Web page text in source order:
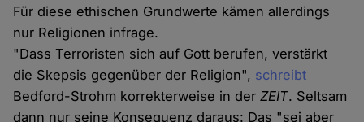
Für diese ethischen Grundwerte kämen allerdings
nur Religionen infrage.
"Dass Terroristen sich auf Gott berufen, verstärkt
die Skepsis gegenüber der Religion", schreibt
Bedford-Strohm korrekterweise in derZEIT. Seltsam
dann nur seine Konsequenz daraus: Das "sei aber